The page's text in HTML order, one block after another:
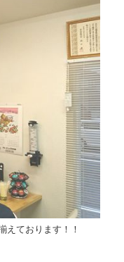
えております！！